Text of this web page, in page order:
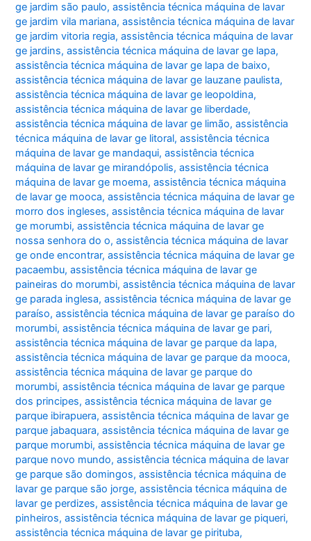
ge jardim são paulo,assistência técnica máquina de lavar
ge jardim vila mariana,assistência técnica máquina de lavar
ge jardim vitoria regia,assistência técnica máquina de lavar
ge jardins,assistência técnica máquina de lavar ge lapa,
assistência técnica máquina de lavar ge lapa de baixo,
assistência técnica máquina de lavar ge lauzane paulista,
assistência técnica máquina de lavar ge leopoldina,
assistência técnica máquina de lavar ge liberdade,
assistência técnica máquina de lavar ge limão,assistência
técnica máquina de lavar ge litoral,assistência técnica
máquina de lavar ge mandaqui,assistência técnica
máquina de lavar ge mirandópolis,assistência técnica
máquina de lavar ge moema,assistência técnica máquina
de lavar ge mooca,assistência técnica máquina de lavar ge
morro dos ingleses,assistência técnica máquina de lavar
ge morumbi,assistência técnica máquina de lavar ge
nossa senhora do o,assistência técnica máquina de lavar
ge onde encontrar,assistência técnica máquina de lavar ge
pacaembu,assistência técnica máquina de lavar ge
paineiras do morumbi,assistência técnica máquina de lavar
ge parada inglesa,assistência técnica máquina de lavar ge
paraíso,assistência técnica máquina de lavar ge paraíso do
morumbi,assistência técnica máquina de lavar ge pari,
assistência técnica máquina de lavar ge parque da lapa,
assistência técnica máquina de lavar ge parque da mooca,
assistência técnica máquina de lavar ge parque do
morumbi,assistência técnica máquina de lavar ge parque
dos principes,assistência técnica máquina de lavar ge
parque ibirapuera,assistência técnica máquina de lavar ge
parque jabaquara,assistência técnica máquina de lavar ge
parque morumbi,assistência técnica máquina de lavar ge
parque novo mundo,assistência técnica máquina de lavar
ge parque são domingos,assistência técnica máquina de
lavar ge parque são jorge,assistência técnica máquina de
lavar ge perdizes,assistência técnica máquina de lavar ge
pinheiros,assistência técnica máquina de lavar ge piqueri,
assistência técnica máquina de lavar ge pirituba,